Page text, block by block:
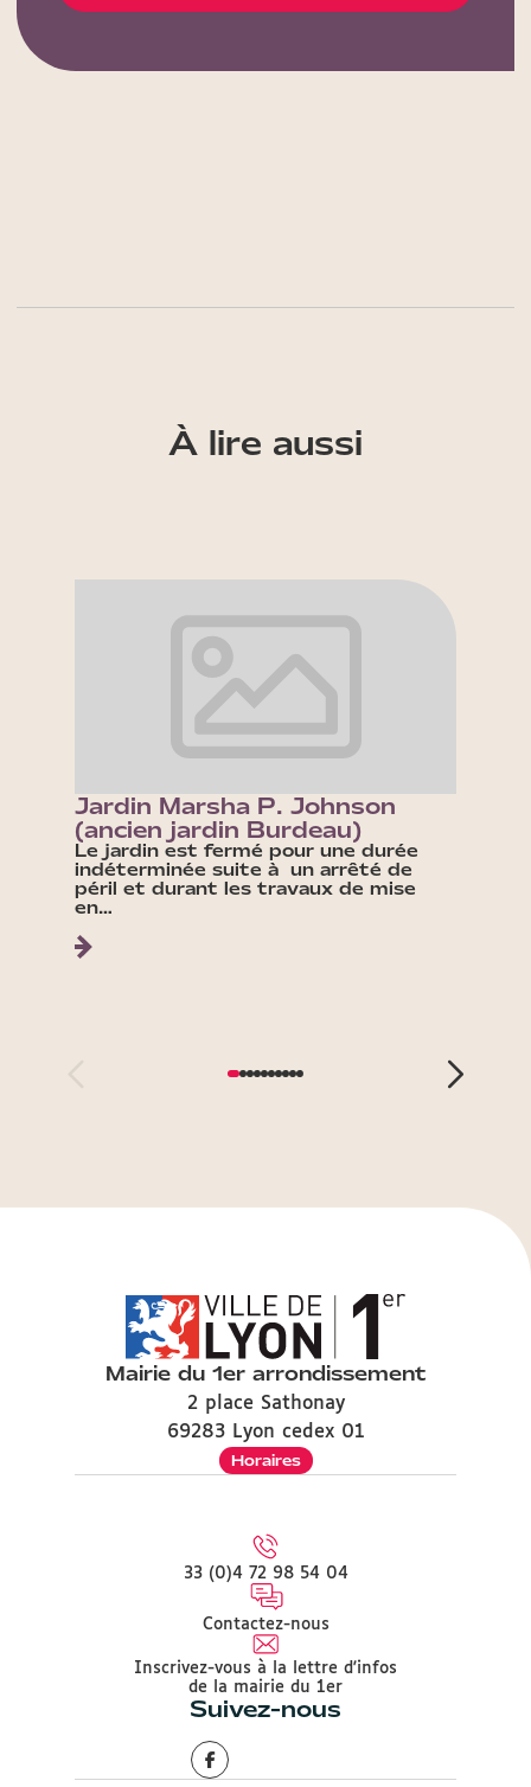
À lire aussi
Jardin Marsha P. Johnson
(ancien jardin Burdeau)
Le jardin est fermé pour une durée
indéterminée suite à un arrêté de
péril et durant les travaux de mise
en…
Mairie du 1er arrondissement
2 place Sathonay
69283 Lyon cedex 01
Horaires
33 (0)4 72 98 54 04
Contactez-nous
Inscrivez-vous à la lettre d'infos
de la mairie du 1er
Suivez-nous